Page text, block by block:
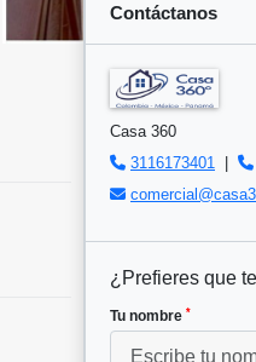
Contáctanos
Casa 360
3116173401
¿Prefieres que
Tu nombre *